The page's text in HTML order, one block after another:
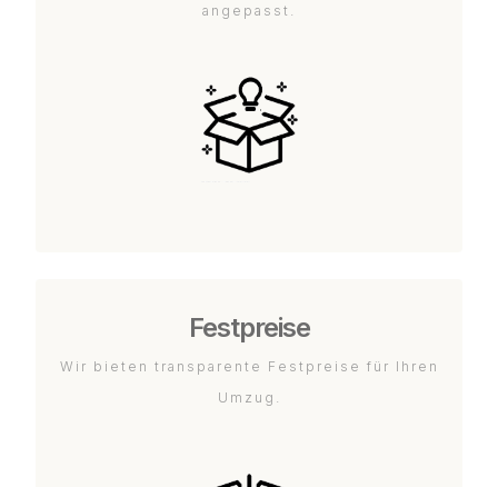
angepasst.
Festpreise
Wir bieten transparente Festpreise für Ihren
Umzug.